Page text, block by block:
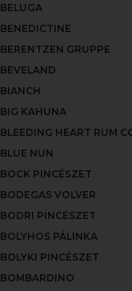
BELUGA
BENEDICTINE
BERENTZEN GRUPPE
BEVELAND
BIANCH
BIG KAHUNA
BLEEDING HEART RUM
BLUE NUN
BOCK PINCÉSZET
BODEGAS VOLVER
BODRI PINCÉSZET
BOLYHOS PÁLINKA
BOLYKI PINCÉSZET
BOMBARDINO